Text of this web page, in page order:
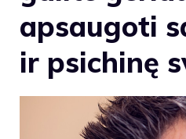
apsaugoti
ir psichinę